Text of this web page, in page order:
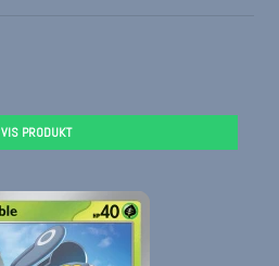
VIS PRODUKT